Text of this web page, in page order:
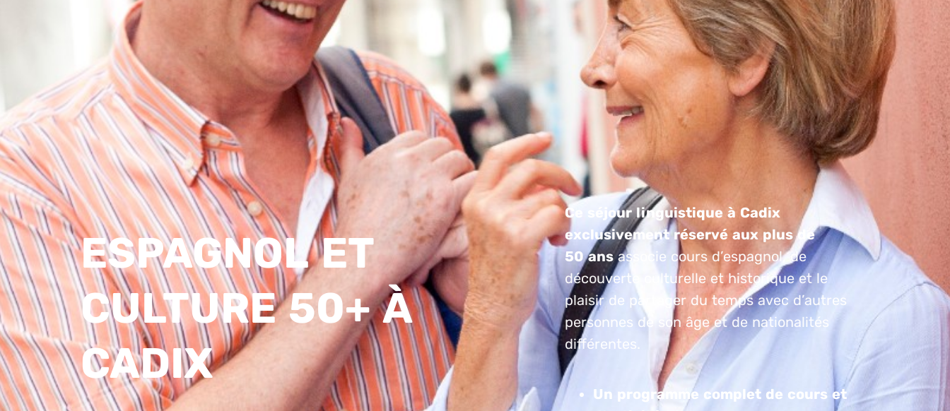
ESPAGNOL ET
CULTURE 50+ À
CADIX
Ce séjour linguistique à Cadix
exclusivement réservé aux plus de
50 ansassocie cours d’espagnol, de
découverte culturelle et historique et le
plaisir de partager du temps avec d’autres
personnes de son âge et de nationalités
différentes.
Un programme complet de cours et